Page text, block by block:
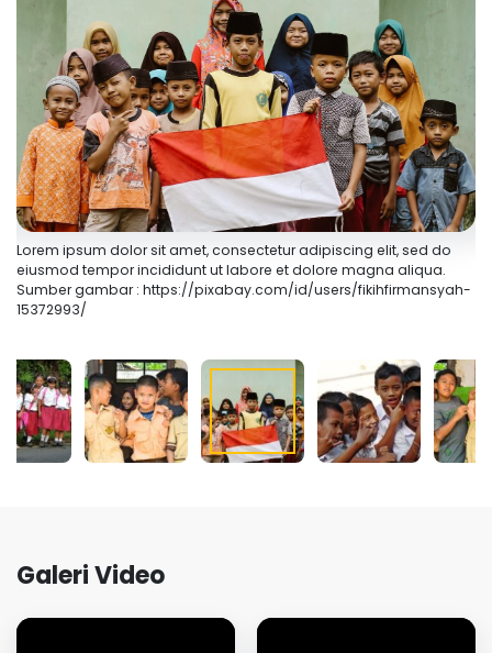
adipiscing elit, sed do
magna aliqua.
users/fikihfirmansyah-
Lorem ipsum dolor sit amet, consectetur
eiusmod tempor incididunt ut labore et
Sumber gambar : https://pixabay.com/id/
Galeri Video